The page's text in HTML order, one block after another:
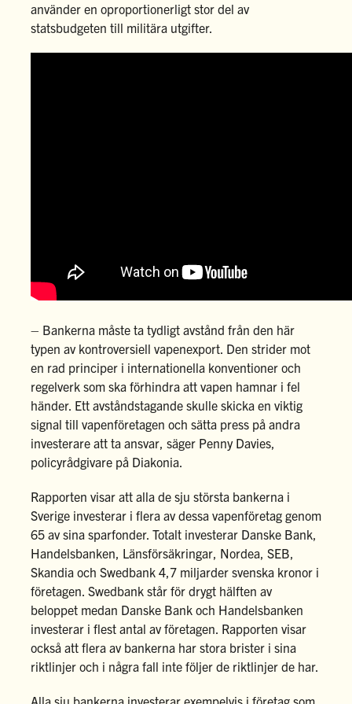
använder en oproportionerligt stor del av
statsbudgeten till militära utgifter.
– Bankerna måste ta tydligt avstånd från den här
typen av kontroversiell vapenexport. Den strider mot
en rad principer i internationella konventioner och
regelverk som ska förhindra att vapen hamnar i fel
händer. Ett avståndstagande skulle skicka en viktig
signal till vapenföretagen och sätta press på andra
investerare att ta ansvar, säger Penny Davies,
policyrådgivare på Diakonia.
Rapporten visar att alla de sju största bankerna i
Sverige investerar i flera av dessa vapenföretag genom
65 av sina sparfonder. Totalt investerar Danske Bank,
Handelsbanken, Länsförsäkringar, Nordea, SEB,
Skandia och Swedbank 4,7 miljarder svenska kronor i
företagen. Swedbank står för drygt hälften av
beloppet medan Danske Bank och Handelsbanken
investerar i flest antal av företagen. Rapporten visar
också att flera av bankerna har stora brister i sina
riktlinjer och i några fall inte följer de riktlinjer de har.